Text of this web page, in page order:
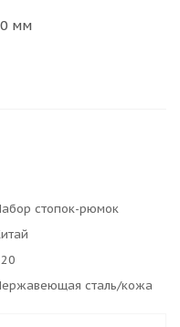
мм
стопок-рюмок
сталь/кожа